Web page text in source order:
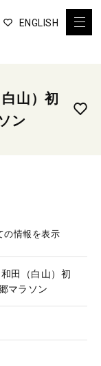
ENGLISH
山）初
ン
の情報を表示
田（白山）初
マラソン